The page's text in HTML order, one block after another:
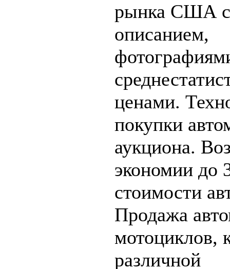
рынка США с
описанием,
ценами.
покупки
аукциона.
экономии до
стоимости
Продажа
мотоциклов,
различной